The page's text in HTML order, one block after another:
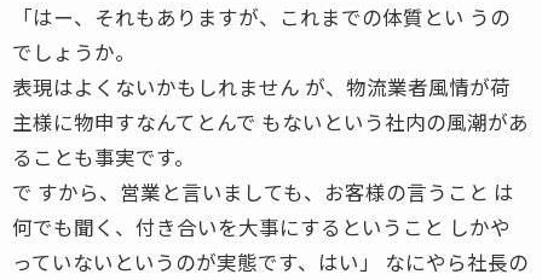
「はー、それもありますが、これまでの体質とい うの
でしょうか。
表現はよくないかもしれません が、物流業者風情が荷
主様に物申すなんてとんで もないという社内の風潮があ
ることも事実です。
で すから、営業と言いましても、お客様の言うこと は
何でも聞く、付き合いを大事にするということ しかや
っていないというのが実態です、はい」 なにやら社長の